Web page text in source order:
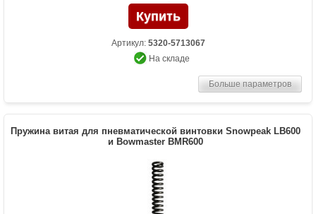
Артикул: 5320-5713067
На складе
Больше параметров
Пружина витая для пневматической винтовки Snowpeak LB600
и Bowmaster BMR600